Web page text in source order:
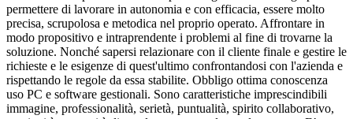
permettere di lavorare in autonomia e con efficacia, essere molto
precisa, scrupolosa e metodica nel proprio operato. Affrontare in
modo propositivo e intraprendente i problemi al fine di trovarne la
soluzione. Nonché sapersi relazionare con il cliente finale e gestire le
richieste e le esigenze di quest'ultimo confrontandosi con l'azienda e
rispettando le regole da essa stabilite. Obbligo ottima conoscenza
uso PC e software gestionali. Sono caratteristiche imprescindibili
immagine, professionalità, serietà, puntualità, spirito collaborativo,